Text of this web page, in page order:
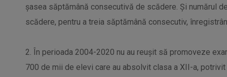
șasea săptămână consecutivă de scădere. Și numărul
scădere, pentru a treia săptămână consecutiv,
2. În perioada 2004-2020 nu au reușit să promoveze
700 de mii de elevi care au absolvit clasa a XII-a,